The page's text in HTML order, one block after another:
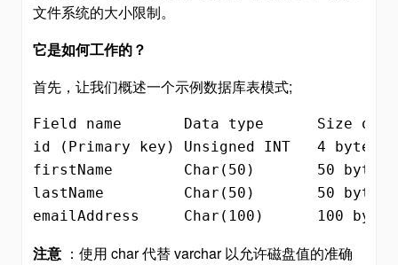
文件系统的大小限制。
它是如何工作的？
首先，让我们概述一个示例数据库表模式;
Field name       Data type      Size on
id (Primary key) Unsigned INT   4 bytes
firstName        Char(50)       50 bytes
lastName         Char(50)       50 bytes
emailAddress     Char(100)      100 bytes
注意 ：使用 char 代替 varchar 以允许磁盘值的准确